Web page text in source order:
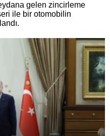
gelen zincirleme
ile bir otomobilin